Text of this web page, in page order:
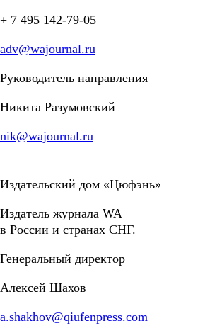
+ 7 495 142-79-05
adv@wajournal.ru
Руководитель направления
Никита Разумовский
nik@wajournal.ru
Издательский дом «Цюфэнь»
Издатель журнала WA
в России и странах СНГ.
Генеральный директор
Алексей Шахов
a.shakhov@qiufenpress.com